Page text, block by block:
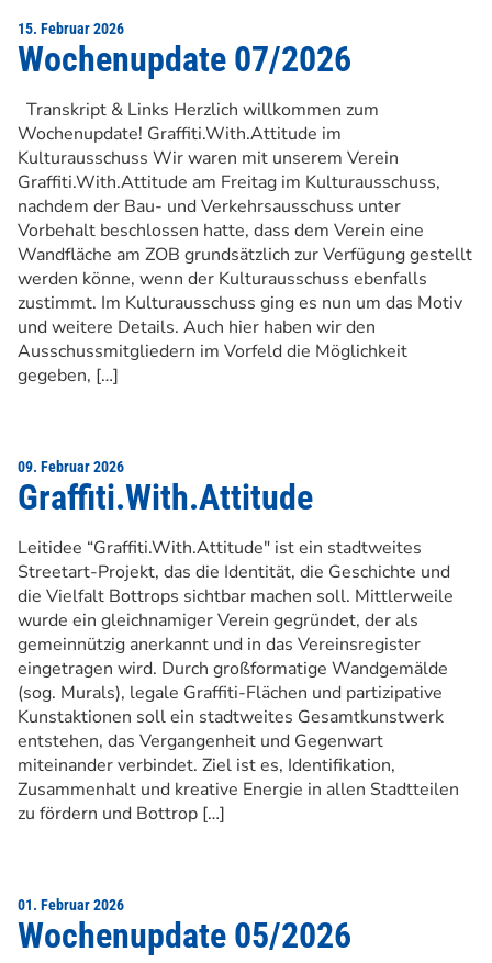
15. Februar 2026
Wochenupdate 07/2026
Transkript & Links Herzlich willkommen zum
Wochenupdate! Graffiti.With.Attitude im
Kulturausschuss Wir waren mit unserem Verein
Graffiti.With.Attitude am Freitag im Kulturausschuss,
nachdem der Bau- und Verkehrsausschuss unter
Vorbehalt beschlossen hatte, dass dem Verein eine
Wandfläche am ZOB grundsätzlich zur Verfügung gestellt
werden könne, wenn der Kulturausschuss ebenfalls
zustimmt. Im Kulturausschuss ging es nun um das Motiv
und weitere Details. Auch hier haben wir den
Ausschussmitgliedern im Vorfeld die Möglichkeit
gegeben, […]
09. Februar 2026
Graffiti.With.Attitude
Leitidee “Graffiti.With.Attitude" ist ein stadtweites
Streetart-Projekt, das die Identität, die Geschichte und
die Vielfalt Bottrops sichtbar machen soll. Mittlerweile
wurde ein gleichnamiger Verein gegründet, der als
gemeinnützig anerkannt und in das Vereinsregister
eingetragen wird. Durch großformatige Wandgemälde
(sog. Murals), legale Graffiti-Flächen und partizipative
Kunstaktionen soll ein stadtweites Gesamtkunstwerk
entstehen, das Vergangenheit und Gegenwart
miteinander verbindet. Ziel ist es, Identifikation,
Zusammenhalt und kreative Energie in allen Stadtteilen
zu fördern und Bottrop […]
01. Februar 2026
Wochenupdate 05/2026